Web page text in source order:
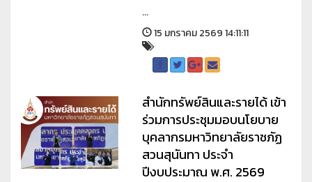
...
15 มกราคม 2569 14:11:11
สำนักทรัพย์สินและรายได้ เข้า
ร่วมการประชุมมอบนโยบาย
บุคลากรมหาวิทยาลัยราชภัฏ
สวนสุนันทา ประจำ
ปีงบประมาณ พ.ศ. 2569